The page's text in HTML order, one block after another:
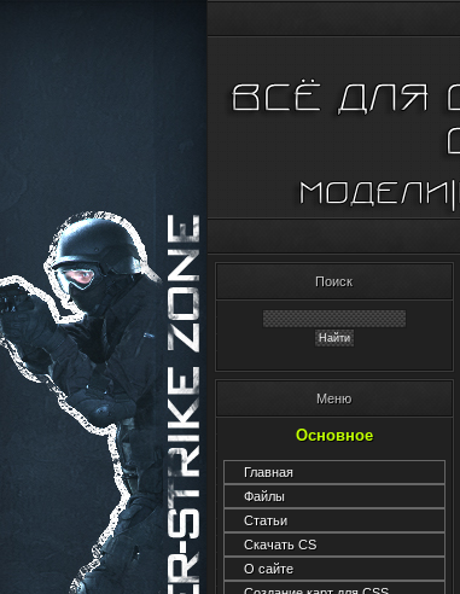
Поиск
Меню
Основное
Главная
Файлы
Статьи
Скачать CS
О сайте